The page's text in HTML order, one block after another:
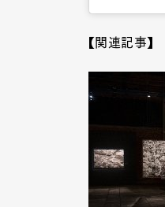
【関連記事】